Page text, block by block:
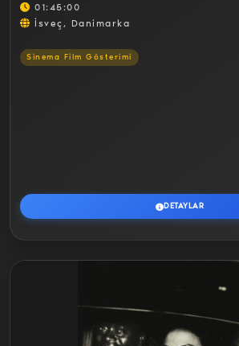
01:45:00
İsveç, Danimarka
Sinema Film Gösterimi
DETAYLAR